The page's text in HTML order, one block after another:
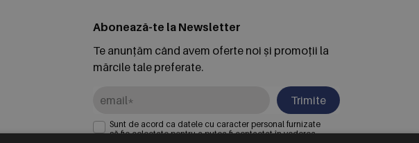
Abonează-te la Newsletter
Te anunțăm când avem oferte noi și promoții la
mărcile tale preferate.
Trimite
Sunt de acord ca datele cu caracter personal furnizate
să fie colectate pentru a putea fi contactat în vederea